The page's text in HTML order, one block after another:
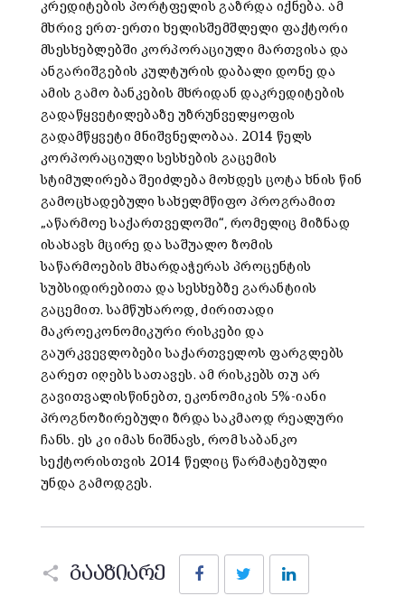
კრედიტების პორტფელის გაზრდა იქნება. ამ
მხრივ ერთ-ერთი ხელისშემშლელი ფაქტორი
მსესხებლებში კორპორაციული მართვისა და
ანგარიშგების კულტურის დაბალი დონე და
ამის გამო ბანკების მხრიდან დაკრედიტების
გადაწყვეტილებაზე უზრუნველყოფის
გადამწყვეტი მნიშვნელობაა. 2014 წელს
კორპორაციული სესხების გაცემის
სტიმულირება შეიძლება მოხდეს ცოტა ხნის წინ
გამოცხადებული სახელმწიფო პროგრამით
„აწარმოე საქართველოში“, რომელიც მიზნად
ისახავს მცირე და საშუალო ზომის
საწარმოების მხარდაჭერას პროცენტის
სუბსიდირებითა და სესხებზე გარანტიის
გაცემით. სამწუხაროდ, ძირითადი
მაკროეკონომიკური რისკები და
გაურკვევლობები საქართველოს ფარგლებს
გარეთ იღებს სათავეს. ამ რისკებს თუ არ
გავითვალისწინებთ, ეკონომიკის 5%-იანი
პროგნოზირებული ზრდა საკმაოდ რეალური
ჩანს. ეს კი იმას ნიშნავს, რომ საბანკო
სექტორისთვის 2014 წელიც წარმატებული
უნდა გამოდგეს.
გააზიარე
FacebookTwitter